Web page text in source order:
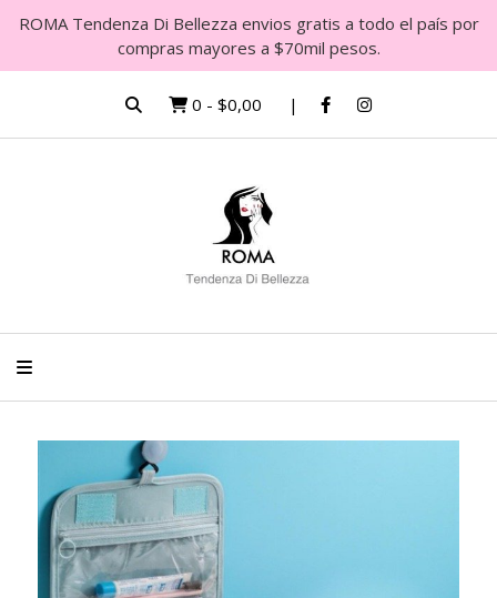
ROMA Tendenza Di Bellezza envios gratis a todo el país por
compras mayores a $70mil pesos.
0 - $0,00